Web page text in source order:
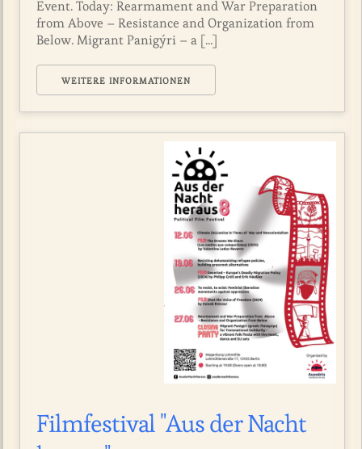
Event. Today: Rearmament and War Preparation
from Above – Resistance and Organization from
Below. Migrant Panigýri – a [...]
WEITERE INFORMATIONEN
Filmfestival "Aus der Nacht